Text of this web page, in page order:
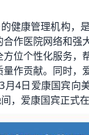
康管理机构，
作医院网络和
位个性化服务，
作贡献。同时
4日爱康国宾向
，爱康国宾正式